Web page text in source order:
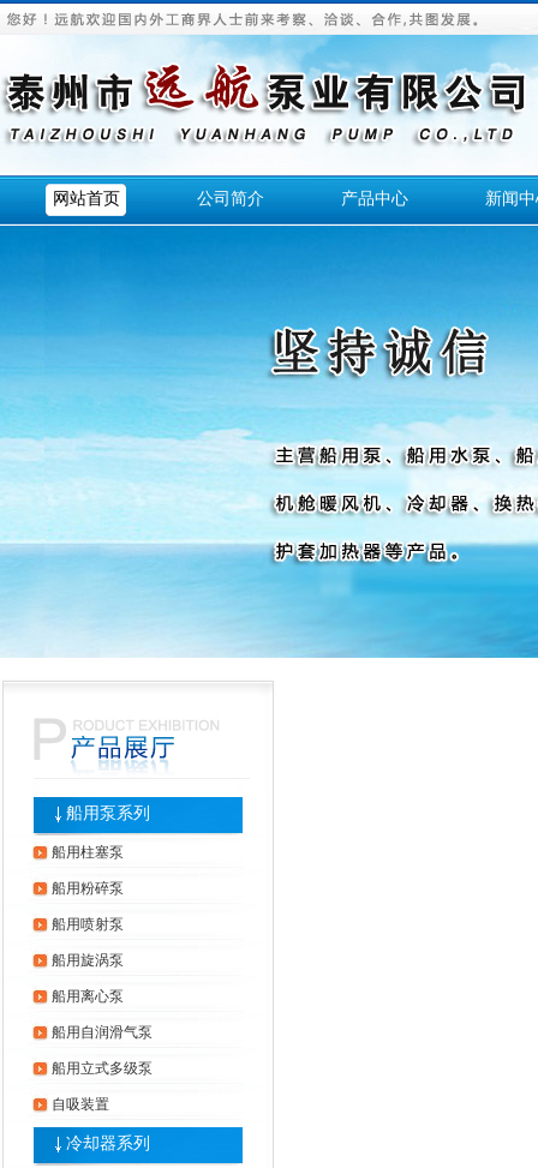
网站首页 公司简介 产品中心 新闻
船用泵系列
船用柱塞泵
船用粉碎泵
船用喷射泵
船用旋涡泵
船用离心泵
船用自润滑气泵
船用立式多级泵
自吸装置
冷却器系列